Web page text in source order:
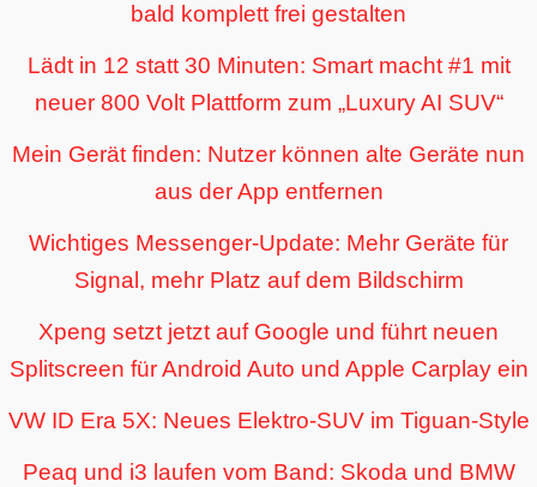
bald komplett frei gestalten
Lädt in 12 statt 30 Minuten: Smart macht #1 mit
neuer 800 Volt Plattform zum „Luxury AI SUV“
Mein Gerät finden: Nutzer können alte Geräte nun
aus der App entfernen
Wichtiges Messenger-Update: Mehr Geräte für
Signal, mehr Platz auf dem Bildschirm
Xpeng setzt jetzt auf Google und führt neuen
Splitscreen für Android Auto und Apple Carplay ein
VW ID Era 5X: Neues Elektro-SUV im Tiguan-Style
Peaq und i3 laufen vom Band: Skoda und BMW